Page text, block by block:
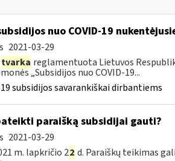
nuo COVID-19
2021-03-29
tvarka reglamentuota Lietuvos
„Subsidijos nuo COVID-19...
19 subsidijos savarankiškai dirbantiems
paraišką subsidijai gauti?
2021-03-29
m. lapkričio 22 d. Paraiškų teikimas